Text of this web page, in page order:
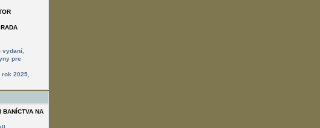
vydaní,
pre
rok 2025,
NA